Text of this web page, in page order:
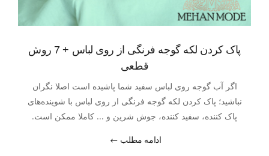
پاک کردن لکه گوجه فرنگی از روی لباس + 7 روش
قطعی
اگر آب گوجه روی لباس سفید شما پاشیده است اصلا نگران
نباشید؛ پاک کردن لکه گوجه فرنگی از روی لباس با شوینده‌های
پاک کننده، سفید کننده، جوش شرین و ... کاملا ممکن است.
ادامه مطلب